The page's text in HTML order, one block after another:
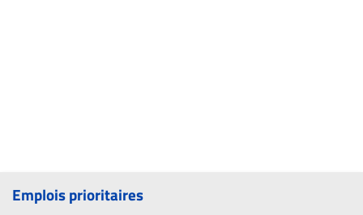
Emplois prioritaires